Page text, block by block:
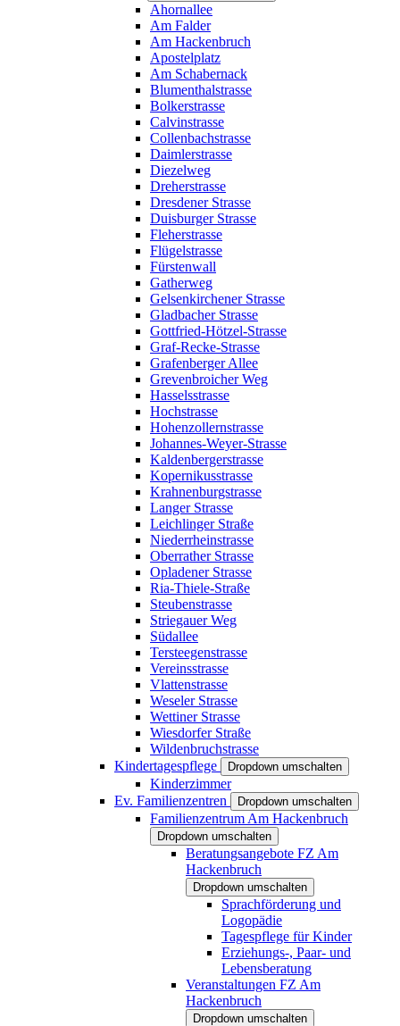
Ahornallee
Am Falder
Am Hackenbruch
Apostelplatz
Am Schabernack
Blumenthalstrasse
Bolkerstrasse
Calvinstrasse
Collenbachstrasse
Daimlerstrasse
Diezelweg
Dreherstrasse
Dresdener Strasse
Duisburger Strasse
Fleherstrasse
Flügelstrasse
Fürstenwall
Gatherweg
Gelsenkirchener Strasse
Gladbacher Strasse
Gottfried-Hötzel-Strasse
Graf-Recke-Strasse
Grafenberger Allee
Grevenbroicher Weg
Hasselsstrasse
Hochstrasse
Hohenzollernstrasse
Johannes-Weyer-Strasse
Kaldenbergerstrasse
Kopernikusstrasse
Krahnenburgstrasse
Langer Strasse
Leichlinger Straße
Niederrheinstrasse
Oberrather Strasse
Opladener Strasse
Ria-Thiele-Straße
Steubenstrasse
Striegauer Weg
Südallee
Tersteegenstrasse
Vereinsstrasse
Vlattenstrasse
Weseler Strasse
Wettiner Strasse
Wiesdorfer Straße
Wildenbruchstrasse
Kindertagespflege
Dropdown umschalten
Kinderzimmer
Ev. Familienzentren
Dropdown umschalten
Familienzentrum Am Hackenbruch
Dropdown umschalten
Beratungsangebote FZ Am
Hackenbruch
Dropdown umschalten
Sprachförderung und
Logopädie
Tagespflege für Kinder
Erziehungs-, Paar- und
Lebensberatung
Veranstaltungen FZ Am
Hackenbruch
Dropdown umschalten